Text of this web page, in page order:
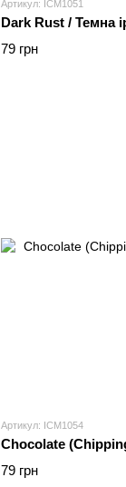
Артикул: ICM1051
Dark Rust / Темна
79 грн
Артикул: ICM1054
Chocolate
79 грн